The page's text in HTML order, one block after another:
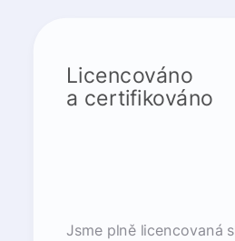
Licencováno
a certifikováno
Jsme plně licencovaná